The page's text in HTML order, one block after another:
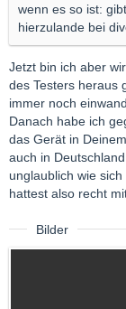
wenn es so ist:
hierzulande bei
Jetzt bin ich aber
des Testers heraus
immer noch
Danach habe ich
das Gerät in
auch in
unglaublich wie
hattest also recht
Bilder